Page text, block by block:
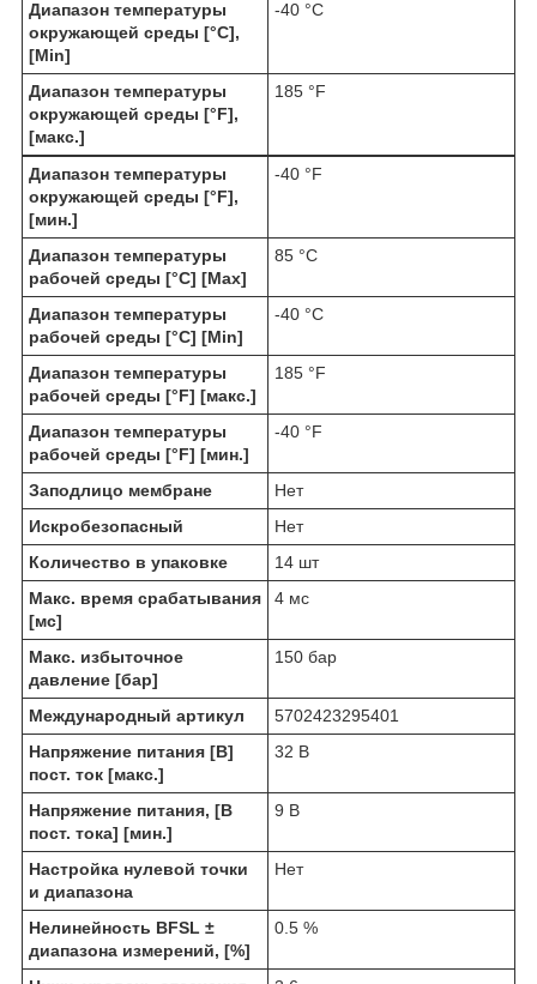
Диапазон температуры
окружающей среды [°C],
[Min]
-40 °C
Диапазон температуры
окружающей среды [°F],
[макс.]
185 °F
Диапазон температуры
окружающей среды [°F],
[мин.]
-40 °F
Диапазон температуры
рабочей среды [°C] [Max]
85 °C
Диапазон температуры
рабочей среды [°C] [Min]
-40 °C
Диапазон температуры
рабочей среды [°F] [макс.]
185 °F
Диапазон температуры
рабочей среды [°F] [мин.]
-40 °F
Заподлицо мембране
Нет
Искробезопасный
Нет
Количество в упаковке
14 шт
Макс. время срабатывания
[мс]
4 мс
Макс. избыточное
давление [бар]
150 бар
Международный артикул
5702423295401
Напряжение питания [В]
пост. ток [макс.]
32 В
Напряжение питания, [В
пост. тока] [мин.]
9 В
Настройка нулевой точки
и диапазона
Нет
Нелинейность BFSL ±
диапазона измерений, [%]
0.5 %